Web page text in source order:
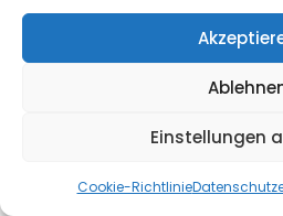
Einstellungen
Cookie-Richtlinie
Wirtschaftsraum vor der
Nur in Ausnahmefällen wird die
einen Server von Google in
dort gekürzt. Im Auftrag des
um Ihre Nutzung der Website
zusammenzustellen und um